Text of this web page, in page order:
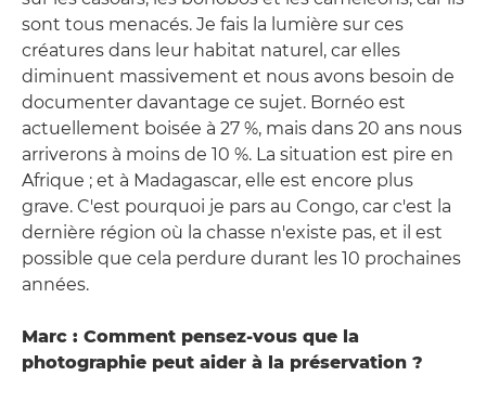
sont tous menacés. Je fais la lumière sur ces
créatures dans leur habitat naturel, car elles
diminuent massivement et nous avons besoin de
documenter davantage ce sujet. Bornéo est
actuellement boisée à 27 %, mais dans 20 ans nous
arriverons à moins de 10 %. La situation est pire en
Afrique ; et à Madagascar, elle est encore plus
grave. C'est pourquoi je pars au Congo, car c'est la
dernière région où la chasse n'existe pas, et il est
possible que cela perdure durant les 10 prochaines
années.
Marc : Comment pensez-vous que la
photographie peut aider à la préservation ?